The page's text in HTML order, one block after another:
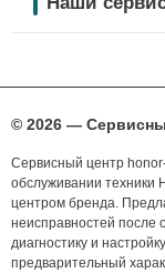
© 2026 —
Сервисный центр
обслуживании техники
центром бренда.
неисправностей после
диагностику и
предварительный